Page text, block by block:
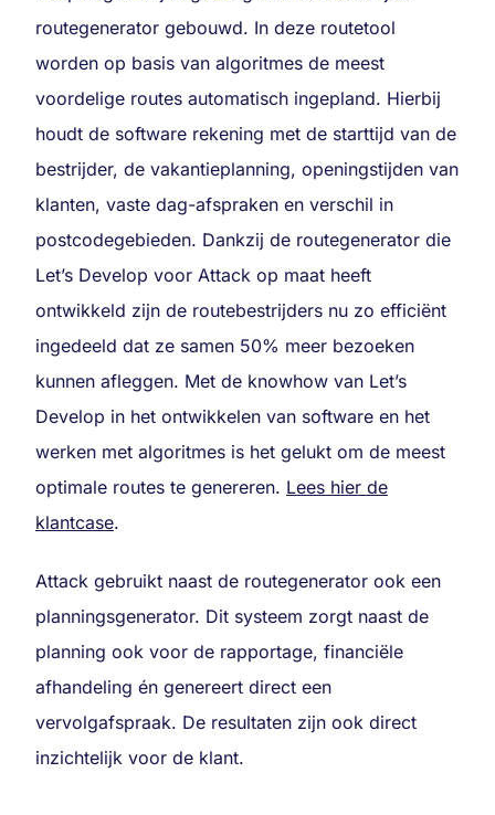
routegenerator gebouwd. In deze routetool
worden op basis van algoritmes de meest
voordelige routes automatisch ingepland. Hierbij
houdt de software rekening met de starttijd van de
bestrijder, de vakantieplanning, openingstijden van
klanten, vaste dag-afspraken en verschil in
postcodegebieden. Dankzij de routegenerator die
Let’s Develop voor Attack op maat heeft
ontwikkeld zijn de routebestrijders nu zo efficiënt
ingedeeld dat ze samen 50% meer bezoeken
kunnen afleggen. Met de knowhow van Let’s
Develop in het ontwikkelen van software en het
werken met algoritmes is het gelukt om de meest
optimale routes te genereren. Lees hier de
klantcase.
Attack gebruikt naast de routegenerator ook een
planningsgenerator. Dit systeem zorgt naast de
planning ook voor de rapportage, financiële
afhandeling én genereert direct een
vervolgafspraak. De resultaten zijn ook direct
inzichtelijk voor de klant.